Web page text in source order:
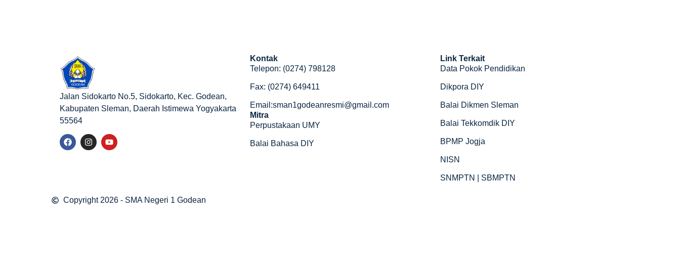
Jalan Sidokarto No.5, Sidokarto, Kec. Godean,
Kabupaten Sleman, Daerah Istimewa Yogyakarta
55564
Kontak
Telepon: (0274) 798128
Fax: (0274) 649411
Email:sman1godeanresmi@gmail.com
Mitra
Perpustakaan UMY
Balai Bahasa DIY
Link Terkait
Data Pokok Pendidikan
Dikpora DIY
Balai Dikmen Sleman
Balai Tekkomdik DIY
BPMP Jogja
NISN
SNMPTN | SBMPTN
Copyright 2026 - SMA Negeri 1 Godean